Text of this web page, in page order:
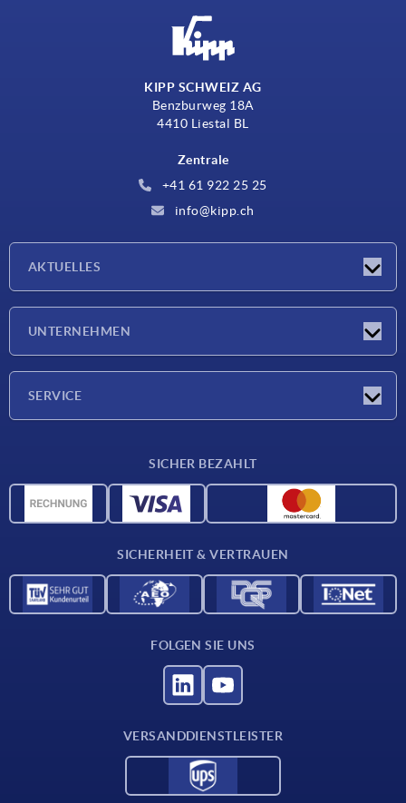
KIPP SCHWEIZ AG
Benzburweg 18A
4410 Liestal BL
Zentrale
+41 61 922 25 25
info@kipp.ch
AKTUELLES
UNTERNEHMEN
SERVICE
CAD-Daten
SICHER BEZAHLT
SICHERHEIT & VERTRAUEN
FOLGEN SIE UNS
VERSANDDIENSTLEISTER